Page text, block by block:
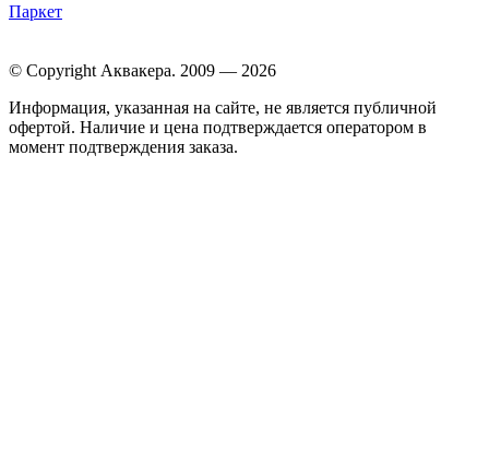
Паркет
© Copyright Аквакера. 2009 — 2026
Информация, указанная на сайте, не является публичной
офертой. Наличие и цена подтверждается оператором в
момент подтверждения заказа.